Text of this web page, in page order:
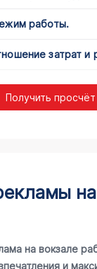
работы.
затрат и
Получить просчёт
на вокзале
и